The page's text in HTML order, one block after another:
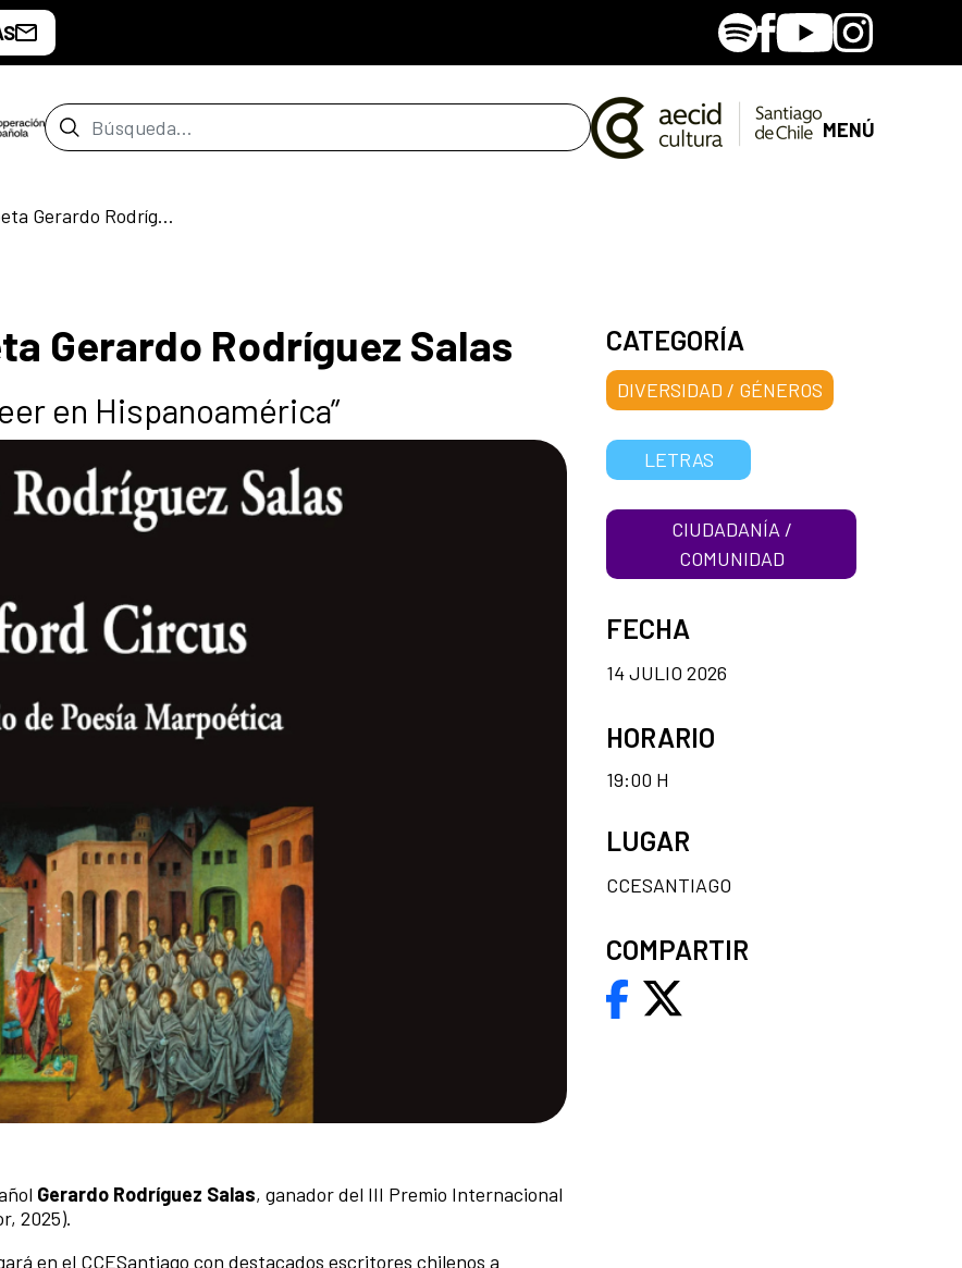
SpotifyFacebook
YoutubeInstagram
Barra de búsqueda MENÚ
Encuentro con el poeta Gerardo Rodríguez Salas
Gerardo Rodríguez Salas
en Hispanoamérica”
Gerardo Rodríguez Salas, ganador del III Premio Internacional
2025).
en el CCESantiago con destacados escritores chilenos a
CATEGORÍA
DIVERSIDAD / GÉNEROS
LETRAS
CIUDADANÍA /
COMUNIDAD
FECHA
14 JULIO 2026
HORARIO
19:00 H
LUGAR
CCESANTIAGO
COMPARTIR